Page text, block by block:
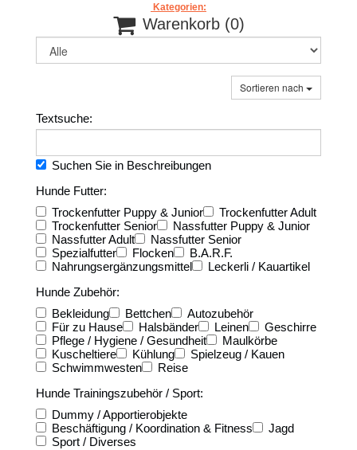
Kategorien:
 Warenkorb (0)
Sortieren nach
Textsuche:
Suchen Sie in Beschreibungen
Hunde Futter:
Trockenfutter Puppy & Junior
Trockenfutter Adult
Trockenfutter Senior
Nassfutter Puppy & Junior
Nassfutter Adult
Nassfutter Senior
Spezialfutter
Flocken
B.A.R.F.
Nahrungsergänzungsmittel
Leckerli / Kauartikel
Hunde Zubehör:
Bekleidung
Bettchen
Autozubehör
Für zu Hause
Halsbänder Leinen
Geschirre
Pflege / Hygiene / Gesundheit
Maulkörbe
Kuscheltiere
Kühlung
Spielzeug / Kauen
Schwimmwesten
Reise
Hunde Trainingszubehör / Sport:
Dummy / Apportierobjekte
Beschäftigung / Koordination & Fitness
Jagd
Sport / Diverses